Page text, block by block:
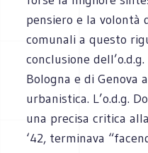
pensiero e la volontà
comunali a questo
conclusione
Bologna e di Genova
urbanistica. L’o.d.g.
una precisa critica
‘42, terminava